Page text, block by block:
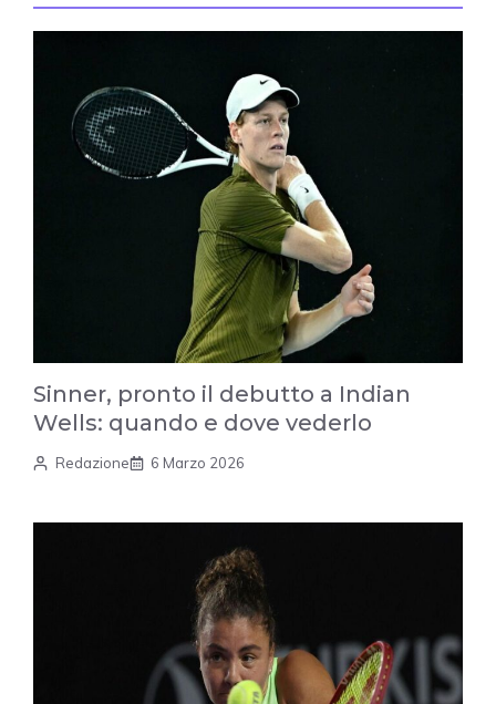
Sinner, pronto il debutto a Indian
Wells: quando e dove vederlo
Redazione 6 Marzo 2026